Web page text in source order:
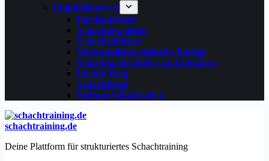
Empfehlenswert
Partieanalysen
Schachnewsletter
Schachgeflüster
Weltranglisten inklusive Partien
Schachnachrichten von Chessbase
Lichess Blog
Schachticker
Steffans Schachseiten
schachtraining.de
Deine Plattform für strukturiertes Schachtraining